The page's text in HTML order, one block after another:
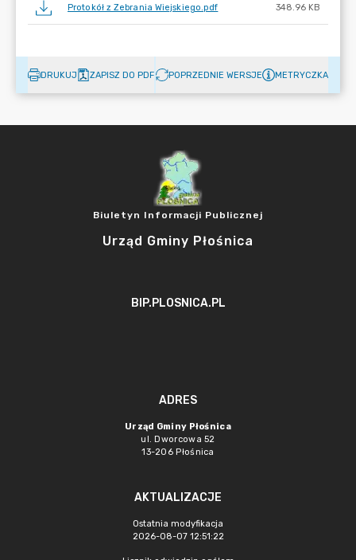
Protokół z Zebrania Wiejskiego.pdf 348.96 KB
DRUKUJ ZAPISZ DO PDF POPRZEDNIE WERSJE METRYCZKA
Biuletyn Informacji Publicznej
Urząd Gminy Płośnica
BIP.PLOSNICA.PL
ADRES
Urząd Gminy Płośnica
ul. Dworcowa 52
13-206 Płośnica
AKTUALIZACJE
Ostatnia modyfikacja
2026-08-07 12:51:22